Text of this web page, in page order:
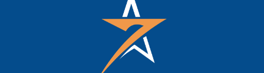
TODAS AS
POSTAGENS